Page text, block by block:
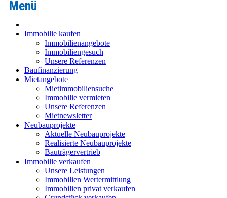
Immobilie kaufen
Immobilienangebote
Immobiliengesuch
Unsere Referenzen
Baufinanzierung
Mietangebote
Mietimmobiliensuche
Immobilie vermieten
Unsere Referenzen
Mietnewsletter
Neubauprojekte
Aktuelle Neubauprojekte
Realisierte Neubauprojekte
Bauträgervertrieb
Immobilie verkaufen
Unsere Leistungen
Immobilien Wertermittlung
Immobilien privat verkaufen